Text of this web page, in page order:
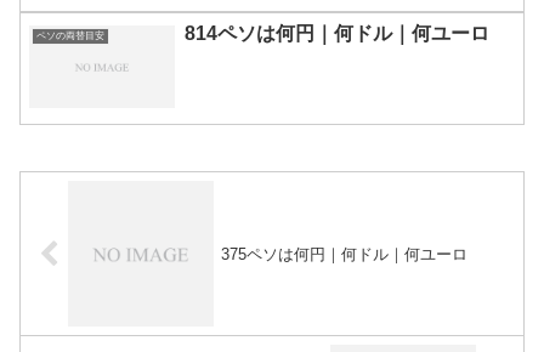
ペソの両替目安 814ペソは何円｜何ドル｜何ユーロ
375ペソは何円｜何ドル｜何ユーロ